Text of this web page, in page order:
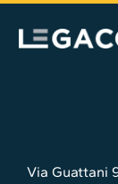
Via Guattani